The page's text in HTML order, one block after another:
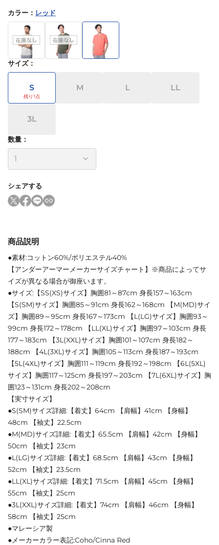
カラー ： レッド
サイズ：
S M L LL
3L
数量：
シェアする
商品説明
●素材:コットン60%/ポリエステル40%
【アンダーアーマーメーカーサイズチャート】※商品によってサ
イズが異なる場合が御座います。
●サイズ:【SS(XS)サイズ】胸囲81～87cm 身長157～163cm
【S(SM)サイズ】胸囲85～91cm 身長162～168cm 【M(MD)サイ
ズ】胸囲89～95cm 身長167～173cm 【L(LG)サイズ】胸囲93～
99cm 身長172～178cm 【LL(XL)サイズ】胸囲97～103cm 身長
177～183cm 【3L(XXL)サイズ】胸囲101～107cm 身長182～
188cm 【4L(3XL)サイズ】胸囲105～113cm 身長187～193cm
【5L(4XL)サイズ】胸囲111～119cm 身長192～198cm 【6L(5XL)
サイズ】胸囲117～125cm 身長197～203cm 【7L(6XL)サイズ】胸
囲123～131cm 身長202～208cm
【実寸サイズ】
●S(SM)サイズ詳細:【着丈】64cm 【肩幅】41cm 【身幅】
48cm 【袖丈】22.5cm
●M(MD)サイズ詳細:【着丈】65.5cm 【肩幅】42cm 【身幅】
50cm 【袖丈】23cm
●L(LG)サイズ詳細:【着丈】68.5cm 【肩幅】43cm 【身幅】
52cm 【袖丈】23.5cm
●LL(XL)サイズ詳細:【着丈】71.5cm 【肩幅】45cm 【身幅】
55cm 【袖丈】25cm
●3L(XXL)サイズ詳細:【着丈】74cm 【肩幅】46cm 【身幅】
58cm 【袖丈】25cm
●マレーシア製
●メーカーカラー表記:Coho/Cinna Red